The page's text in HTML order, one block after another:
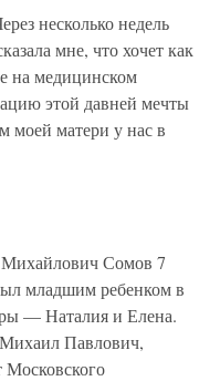
несколько недель
мне, что хочет как
на медицинском
этой давней мечты
моей матери у нас в
Сомов 7
младшим ребенком в
— Наталия и Елена.
Павлович,
Московского